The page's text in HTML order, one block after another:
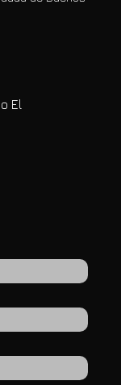
El